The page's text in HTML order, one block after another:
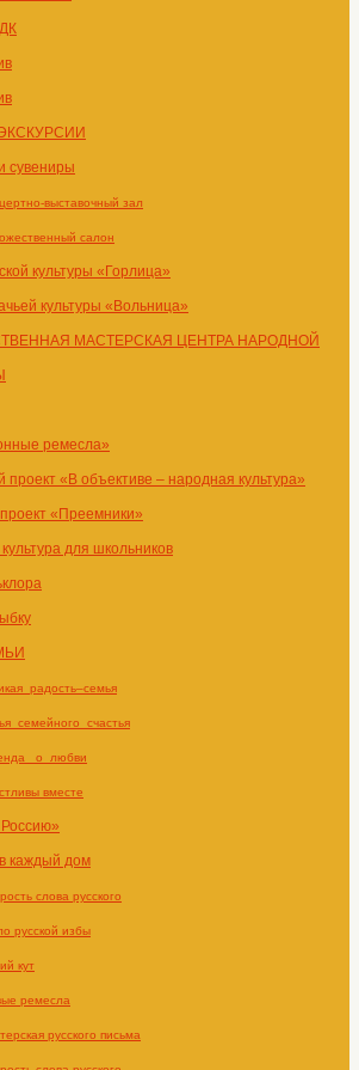
сувениры
выставочный зал
салон
культуры «Горлица»
культуры «Вольница»
МАСТЕРСКАЯ ЦЕНТРА НАРОДНОЙ
ремесла»
проект «В объективе – народная культура»
«Преемники»
для школьников
_о_любви
вместе
каждый дом
слова русского
русской избы
кут
ремесла
русского письма